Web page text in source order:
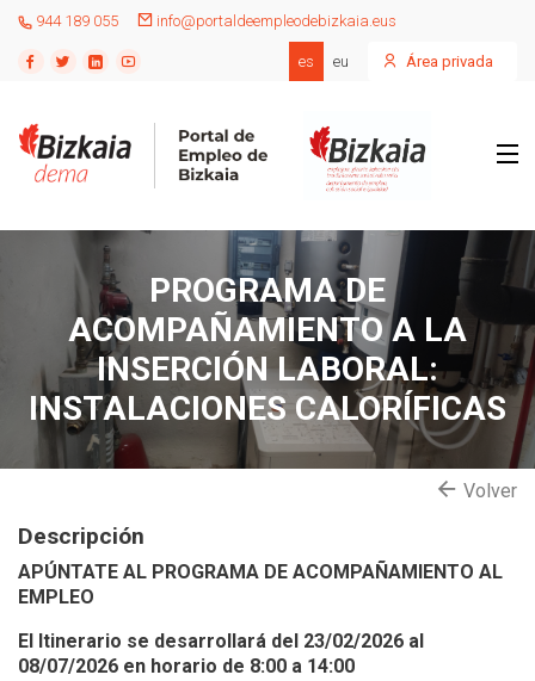
944 189 055 info@portaldeempleodebizkaia.eus
es eu Área privada
PROGRAMA DE
ACOMPAÑAMIENTO A LA
INSERCIÓN LABORAL:
INSTALACIONES CALORÍFICAS
Volver
Descripción
APÚNTATE AL PROGRAMA DE ACOMPAÑAMIENTO AL
EMPLEO
El Itinerario se desarrollará del 23/02/2026 al
08/07/2026 en horario de 8:00 a 14:00